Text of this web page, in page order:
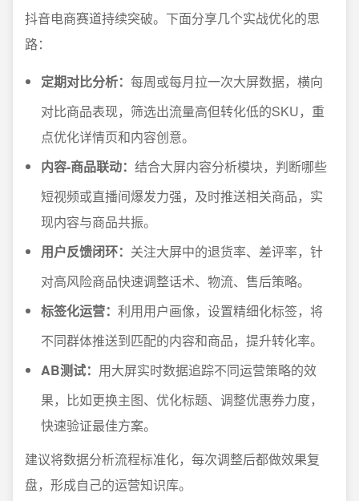
抖音电商赛道持续突破。下面分享几个实战优化的思
路：
定期对比分析： 每周或每月拉一次大屏数据，横向
对比商品表现，筛选出流量高但转化低的SKU，重
点优化详情页和内容创意。
内容-商品联动： 结合大屏内容分析模块，判断哪些
短视频或直播间爆发力强，及时推送相关商品，实
现内容与商品共振。
用户反馈闭环： 关注大屏中的退货率、差评率，针
对高风险商品快速调整话术、物流、售后策略。
标签化运营： 利用用户画像，设置精细化标签，将
不同群体推送到匹配的内容和商品，提升转化率。
AB测试： 用大屏实时数据追踪不同运营策略的效
果，比如更换主图、优化标题、调整优惠券力度，
快速验证最佳方案。
建议将数据分析流程标准化，每次调整后都做效果复
盘，形成自己的运营知识库。